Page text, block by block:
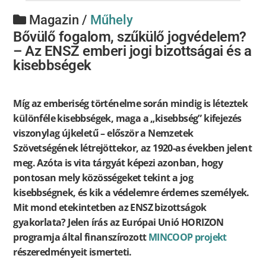
Magazin / Műhely
Bővülő fogalom, szűkülő jogvédelem?
– Az ENSZ emberi jogi bizottságai és a
kisebbségek
Míg az emberiség történelme során mindig is léteztek
különféle kisebbségek, maga a „kisebbség” kifejezés
viszonylag újkeletű – először a Nemzetek
Szövetségének létrejöttekor, az 1920-as években jelent
meg. Azóta is vita tárgyát képezi azonban, hogy
pontosan mely közösségeket tekint a jog
kisebbségnek, és kik a védelemre érdemes személyek.
Mit mond etekintetben az ENSZ bizottságok
gyakorlata? Jelen írás az Európai Unió HORIZON
programja által finanszírozottMINCOOP projekt
részeredményeit ismerteti.